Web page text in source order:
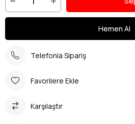
Telefonla Sipariş
Favorilere Ekle
Karşılaştır